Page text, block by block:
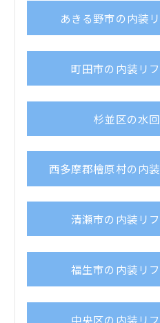
あきる野市の内装
町田市の内装リ
杉並区の水
西多摩郡檜原村の内
清瀬市の内装リ
福生市の内装リ
中央区の内装リ